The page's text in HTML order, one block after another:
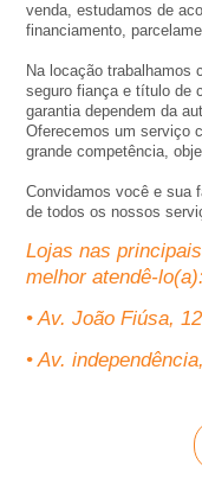
m
venda, estudamos de
financiamento,
Na locação trabalhamos
seguro fiança e título de
garantia dependem da
Oferecemos um serviço
grande competência,
Convidamos você e sua
de todos os nossos
Lojas nas
melhor atendê-lo(a):
• Av. João Fiúsa,
• Av.